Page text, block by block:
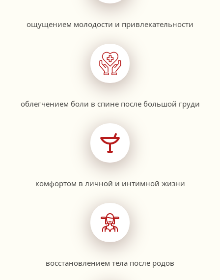
ощущением молодости и привлекательности
облегчением боли в спине после большой груди
комфортом в личной и интимной жизни
восстановлением тела после родов